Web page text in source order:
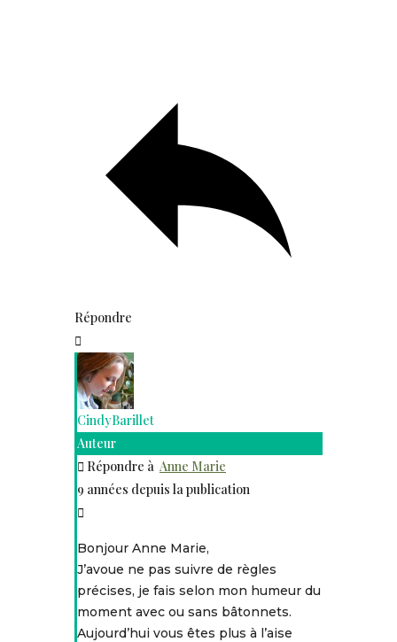
Répondre
CindyBarillet
Auteur
Répondre à Anne Marie
9 années depuis la publication
Bonjour Anne Marie,
J’avoue ne pas suivre de règles
précises, je fais selon mon humeur du
moment avec ou sans bâtonnets.
Aujourd’hui vous êtes plus à l’aise